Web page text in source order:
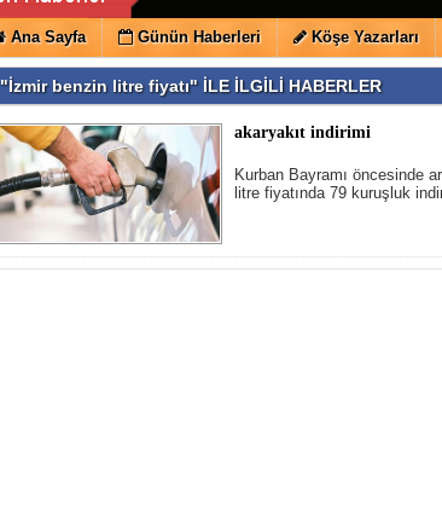
Ana Sayfa Günün Haberleri Köşe Yazarları
"İzmir benzin litre fiyatı" İLE İLGİLİ HABERLER
akaryakıt indirimi
Kurban Bayramı öncesinde
litre fiyatında 79 kuruşluk